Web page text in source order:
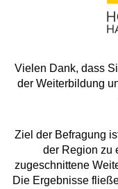
Vielen Dank, dass
der Weiterbildung
Ziel der Befragung
der Region zu
zugeschnittene
Die Ergebnisse